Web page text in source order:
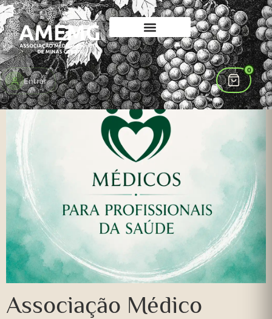
Entrar
0
Início/Sem categoria/ Associação Médico
🔍
Associação Médico